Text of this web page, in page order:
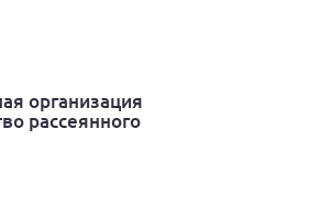
организация
рассеянного